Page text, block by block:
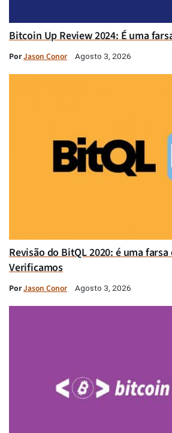
Bitcoin Up Review 2024: É uma
PorJason Conor Agosto 3, 2026
Revisão do BitQL 2020: é uma
Verificamos
PorJason Conor Agosto 3, 2026